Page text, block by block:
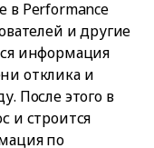
в Performance
и другие
информация
отклика и
После этого в
и строится
по